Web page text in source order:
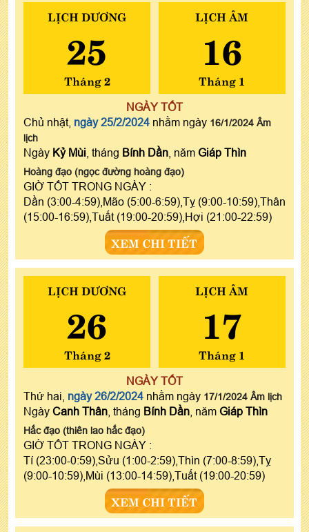
LỊCH DƯƠNG
25
Tháng 2
LỊCH ÂM
16
Tháng 1
NGÀY TỐT
Chủ nhật, ngày 25/2/2024 nhằm ngày 16/1/2024 Âm
lịch
Ngày Kỷ Mùi , tháng Bính Dần , năm Giáp Thìn
Hoàng đạo (ngọc đường hoàng đạo)
GIỜ TỐT TRONG NGÀY :
Dần (3:00-4:59),Mão (5:00-6:59),Tỵ (9:00-10:59),Thân
(15:00-16:59),Tuất (19:00-20:59),Hợi (21:00-22:59)
XEM CHI TIẾT
LỊCH DƯƠNG
26
Tháng 2
LỊCH ÂM
17
Tháng 1
NGÀY TỐT
Thứ hai, ngày 26/2/2024 nhằm ngày 17/1/2024 Âm lịch
Ngày Canh Thân , tháng Bính Dần , năm Giáp Thìn
Hắc đạo (thiên lao hắc đạo)
GIỜ TỐT TRONG NGÀY :
Tí (23:00-0:59),Sửu (1:00-2:59),Thìn (7:00-8:59),Tỵ
(9:00-10:59),Mùi (13:00-14:59),Tuất (19:00-20:59)
XEM CHI TIẾT